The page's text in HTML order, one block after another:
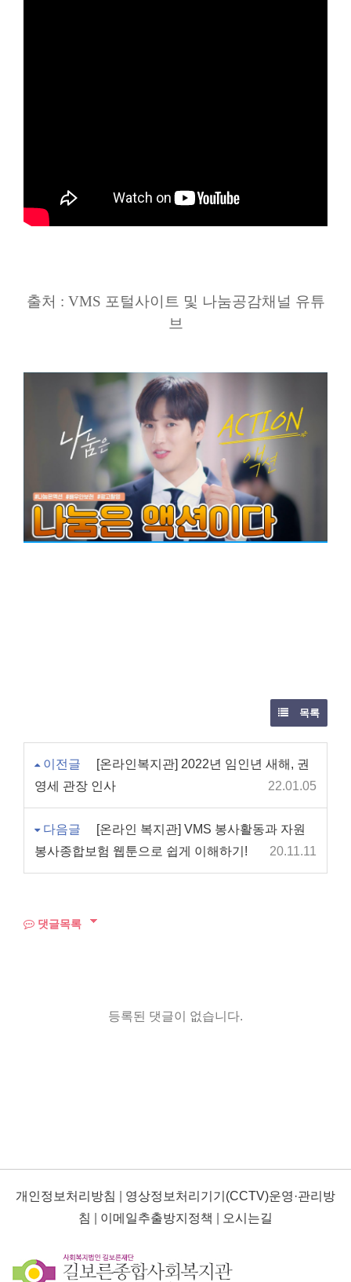
출처 : VMS 포털사이트 및 나눔공감채널 유튜
브
목록
이전글
[온라인복지관] 2022년 임인년 새해, 권
영세 관장 인사
22.01.05
다음글
[온라인 복지관] VMS 봉사활동과 자원
봉사종합보험 웹툰으로 쉽게 이해하기!
20.11.11
댓글목록
등록된 댓글이 없습니다.
개인정보처리방침
영상정보처리기기(CCTV)운영·관리방
침
이메일추출방지정책 오시는길